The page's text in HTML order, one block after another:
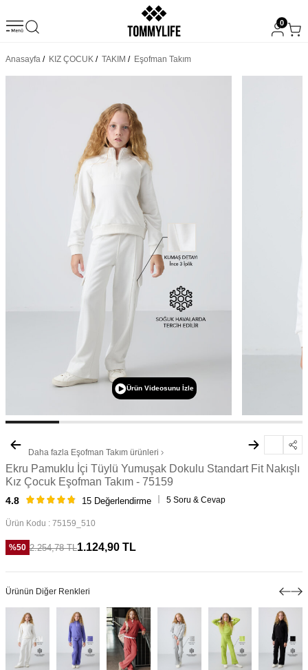
0
Anasayfa / KIZ ÇOCUK / TAKIM / Eşofman Takım
Ürün Videosunu İzle
Daha fazla Eşofman Takım ürünleri
Ekru Pamuklu İçi Tüylü Yumuşak Dokulu Standart Fit Nakışlı
Kız Çocuk Eşofman Takım - 75159
4.8 15 Değerlendirme 5 Soru & Cevap
Ürün Kodu : 75159_510
%50 2.254,78TL1.124,90 TL
Ürünün Diğer Renkleri